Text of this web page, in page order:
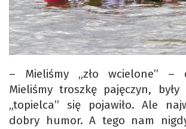
– Mieliśmy „zło wcielone” –
Mieliśmy troszkę pajęczyn,
„topielca” się pojawiło. Ale
dobry humor. A tego nam